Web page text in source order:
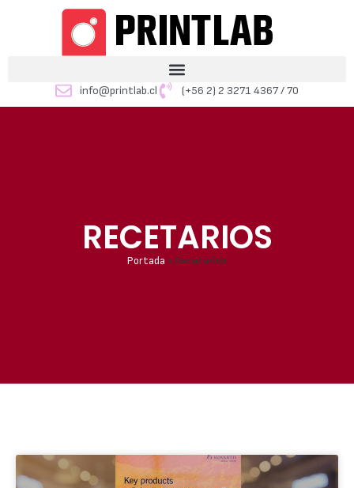
info@printlab.cl (+56 2) 2 3271 4367 / 70
RECETARIOS
Portada » Recetarios